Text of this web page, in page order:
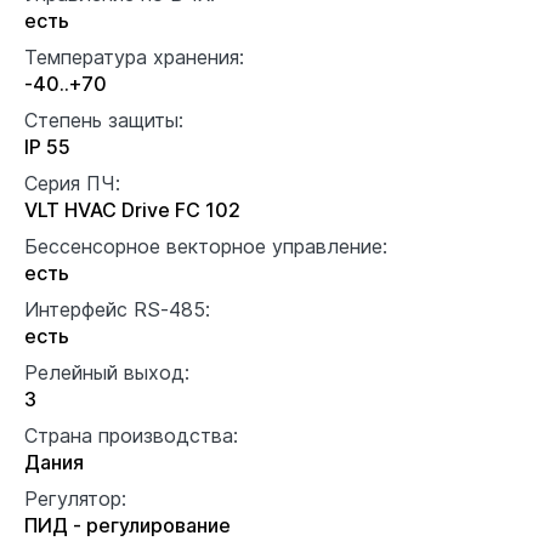
есть
Температура хранения:
-40..+70
Степень защиты:
IP 55
Серия ПЧ:
VLT HVAC Drive FC 102
Бессенсорное векторное управление:
есть
Интерфейс RS-485:
есть
Релейный выход:
3
Страна производства:
Дания
Регулятор:
ПИД - регулирование